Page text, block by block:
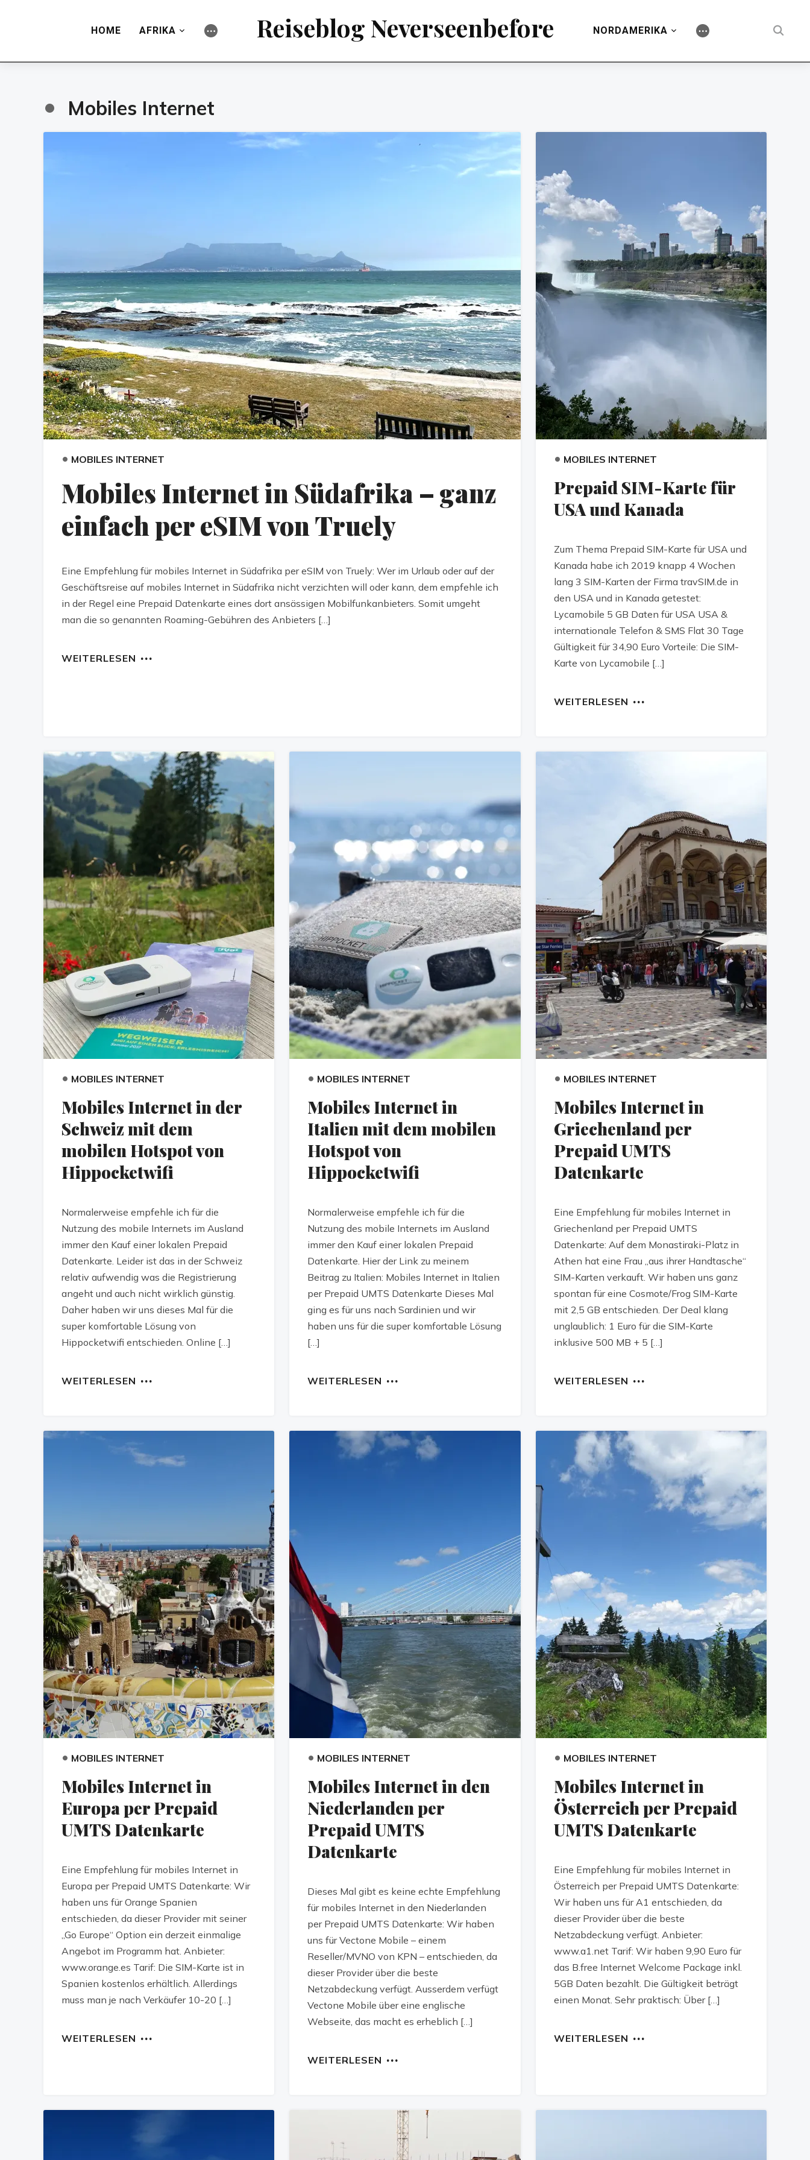
HOME AFRIKA ⋯ Reiseblog Neverseenbefore NORDAMERIKA ⋯
• Mobiles Internet
• MOBILES INTERNET
Mobiles Internet in Südafrika – ganz
einfach per eSIM von Truely
Eine Empfehlung für mobiles Internet in Südafrika per eSIM von Truely: Wer im Urlaub oder auf der
Geschäftsreise auf mobiles Internet in Südafrika nicht verzichten will oder kann, dem empfehle ich
in der Regel eine Prepaid Datenkarte eines dort ansässigen Mobilfunkanbieters. Somit umgeht
man die so genannten Roaming-Gebühren des Anbieters […]
WEITERLESEN
• MOBILES INTERNET
Prepaid SIM-Karte für
USA und Kanada
Zum Thema Prepaid SIM-Karte für USA und
Kanada habe ich 2019 knapp 4 Wochen
lang 3 SIM-Karten der Firma travSIM.de in
den USA und in Kanada getestet:
Lycamobile 5 GB Daten für USA USA &
internationale Telefon & SMS Flat 30 Tage
Gültigkeit für 34,90 Euro Vorteile: Die SIM-
Karte von Lycamobile […]
WEITERLESEN
• MOBILES INTERNET
Mobiles Internet in der
Schweiz mit dem
mobilen Hotspot von
Hippocketwifi
Normalerweise empfehle ich für die
Nutzung des mobile Internets im Ausland
immer den Kauf einer lokalen Prepaid
Datenkarte. Leider ist das in der Schweiz
relativ aufwendig was die Registrierung
angeht und auch nicht wirklich günstig.
Daher haben wir uns dieses Mal für die
super komfortable Lösung von
Hippocketwifi entschieden. Online […]
WEITERLESEN
• MOBILES INTERNET
Mobiles Internet in
Italien mit dem mobilen
Hotspot von
Hippocketwifi
Normalerweise empfehle ich für die
Nutzung des mobile Internets im Ausland
immer den Kauf einer lokalen Prepaid
Datenkarte. Hier der Link zu meinem
Beitrag zu Italien: Mobiles Internet in Italien
per Prepaid UMTS Datenkarte Dieses Mal
ging es für uns nach Sardinien und wir
haben uns für die super komfortable Lösung
[…]
WEITERLESEN
• MOBILES INTERNET
Mobiles Internet in
Griechenland per
Prepaid UMTS
Datenkarte
Eine Empfehlung für mobiles Internet in
Griechenland per Prepaid UMTS
Datenkarte: Auf dem Monastiraki-Platz in
Athen hat eine Frau „aus ihrer Handtasche“
SIM-Karten verkauft. Wir haben uns ganz
spontan für eine Cosmote/Frog SIM-Karte
mit 2,5 GB entschieden. Der Deal klang
unglaublich: 1 Euro für die SIM-Karte
inklusive 500 MB + 5 […]
WEITERLESEN
• MOBILES INTERNET
Mobiles Internet in
Europa per Prepaid
UMTS Datenkarte
Eine Empfehlung für mobiles Internet in
Europa per Prepaid UMTS Datenkarte: Wir
haben uns für Orange Spanien
entschieden, da dieser Provider mit seiner
„Go Europe“ Option ein derzeit einmalige
Angebot im Programm hat. Anbieter:
www.orange.es Tarif: Die SIM-Karte ist in
Spanien kostenlos erhältlich. Allerdings
muss man je nach Verkäufer 10-20 […]
WEITERLESEN
• MOBILES INTERNET
Mobiles Internet in den
Niederlanden per
Prepaid UMTS
Datenkarte
Dieses Mal gibt es keine echte Empfehlung
für mobiles Internet in den Niederlanden
per Prepaid UMTS Datenkarte: Wir haben
uns für Vectone Mobile – einem
Reseller/MVNO von KPN – entschieden, da
dieser Provider über die beste
Netzabdeckung verfügt. Ausserdem verfügt
Vectone Mobile über eine englische
Webseite, das macht es erheblich […]
WEITERLESEN
• MOBILES INTERNET
Mobiles Internet in
Österreich per Prepaid
UMTS Datenkarte
Eine Empfehlung für mobiles Internet in
Österreich per Prepaid UMTS Datenkarte:
Wir haben uns für A1 entschieden, da
dieser Provider über die beste
Netzabdeckung verfügt. Anbieter:
www.a1.net Tarif: Wir haben 9,90 Euro für
das B.free Internet Welcome Package inkl.
5GB Daten bezahlt. Die Gültigkeit beträgt
einen Monat. Sehr praktisch: Über […]
WEITERLESEN